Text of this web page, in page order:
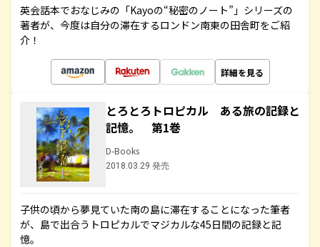
英会話本でおなじみの「Kayoの“秘密のノート”」シリーズの
著者が、今度は自分の滞在するロンドン南東の田舎町をご紹
介！
詳細を見る
とろとろトロピカル ある旅の記録と
記憶。 第1巻
D-Books
2018.03.29 発売
子供の頃から夢見ていた南の島に滞在することになった筆者
が、島で出合うトロピカルでマジカルな45日間の記録と記
憶。